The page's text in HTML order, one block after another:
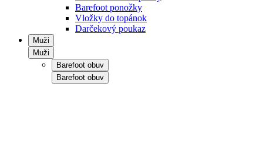
Barefoot ponožky
Vložky do topánok
Darčekový poukaz
Muži
Muži
Barefoot obuv
Barefoot obuv